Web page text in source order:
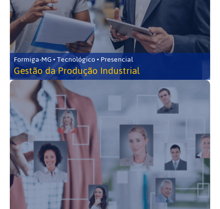
Formiga-MG • Tecnológico • Presencial
Gestão da Produção Industrial